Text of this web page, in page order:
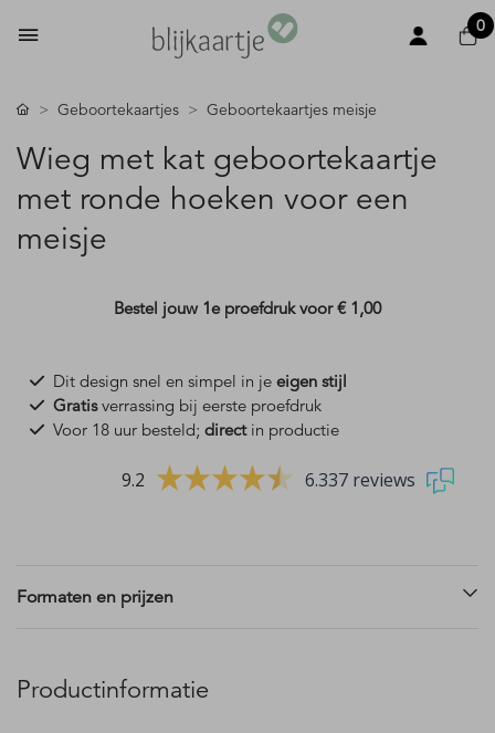
0
Geboortekaartjes Geboortekaartjes meisje
Wieg met kat geboortekaartje
met ronde hoeken voor een
meisje
Bestel jouw 1e proefdruk voor€ 1,00
Dit design snel en simpel in je eigen stijl
Gratisverrassing bij eerste proefdruk
Voor 18 uur besteld; directin productie
9.2 6.337 reviews
Formaten en prijzen
Productinformatie